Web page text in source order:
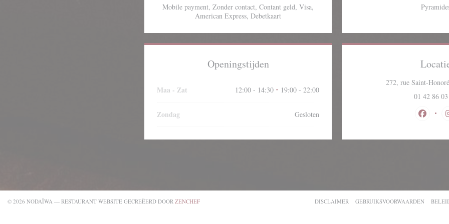
Mobile payment, Zonder contact, Contant geld, Visa,
American Express, Debetkaart
Openingstijden
Maa - Zat 12:00 - 14:30 • 19:00 - 22:00
Zondag Gesloten
272, rue Saint-
01 42 86
© 2026 NODAÏWA — RESTAURANT WEBSITE GECREËERD DOOR ZENCHEF((OPENT IN EEN NIEUW VENSTER)) DISCLAIMER ((OPENT IN EEN NIEUW VENSTER))
GEBRUIKSVOORWAARDEN((OPENT